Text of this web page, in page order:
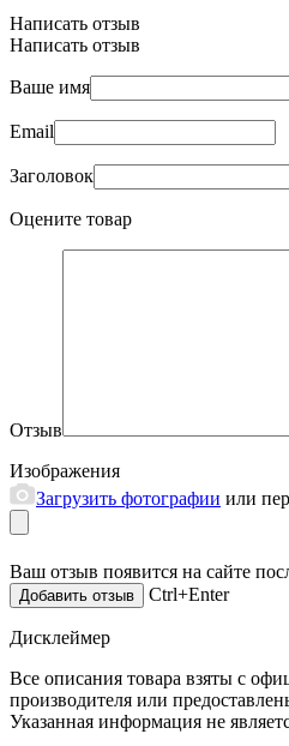
Написать отзыв
Написать отзыв
Ваше имя
Email
Заголовок
Оцените товар
Отзыв
Изображения
Загрузить фотографии или
Ваш отзыв появится на сайте
Ctrl+Enter
Дисклеймер
Все описания товара взяты с
производителя или
Указанная информация не